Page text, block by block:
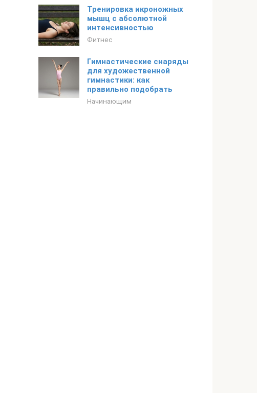
Тренировка икроножных
мышц с абсолютной
интенсивностью
Фитнес
Гимнастические снаряды
для художественной
гимнастики: как
правильно подобрать
Начинающим